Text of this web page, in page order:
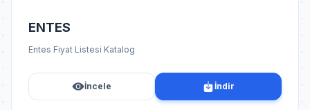
ENTES
Entes Fiyat Listesi Katalog
İncele İndir